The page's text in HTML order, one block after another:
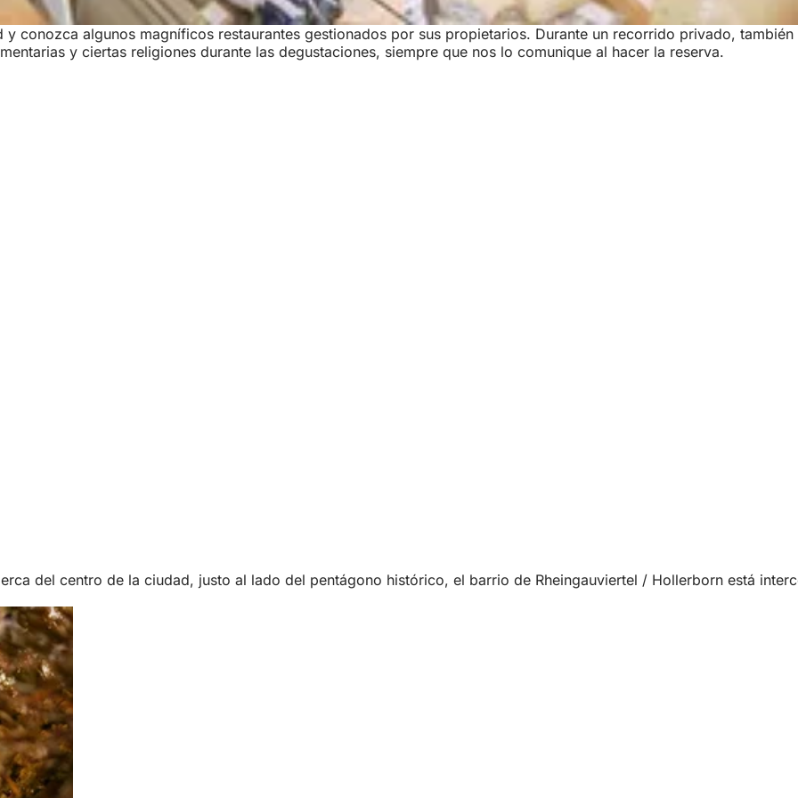
conozca algunos magníficos restaurantes gestionados por sus propietarios. Durante un recorrido privado,
y ciertas religiones durante las degustaciones, siempre que nos lo comunique al hacer la reserva.
del centro de la ciudad, justo al lado del pentágono histórico, el barrio de Rheingauviertel / Hollerborn está